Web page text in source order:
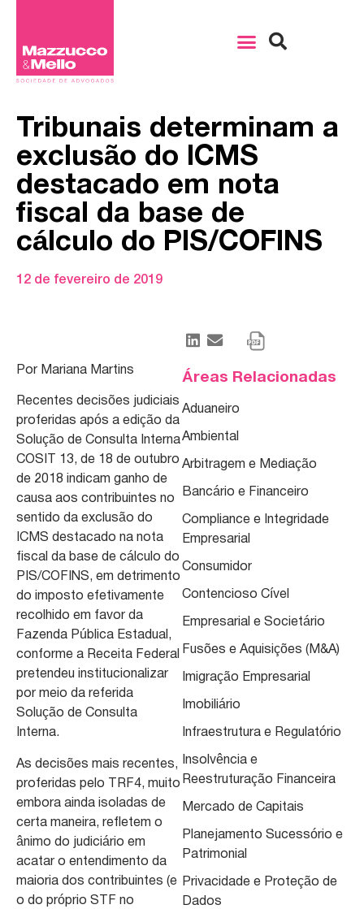
Tribunais determinam a
exclusão do ICMS
destacado em nota
fiscal da base de
cálculo do PIS/COFINS
12 de fevereiro de 2019
Por Mariana Martins
Recentes decisões judiciais
proferidas após a edição da
Solução de Consulta Interna
COSIT 13, de 18 de outubro
de 2018 indicam ganho de
causa aos contribuintes no
sentido da exclusão do
ICMS destacado na nota
fiscal da base de cálculo do
PIS/COFINS, em detrimento
do imposto efetivamente
recolhido em favor da
Fazenda Pública Estadual,
conforme a Receita Federal
pretendeu institucionalizar
por meio da referida
Solução de Consulta
Interna.
As decisões mais recentes,
proferidas pelo TRF4, muito
embora ainda isoladas de
certa maneira, refletem o
ânimo do judiciário em
acatar o entendimento da
maioria dos contribuintes (e
o do próprio STF no
Áreas Relacionadas
Aduaneiro
Ambiental
Arbitragem e Mediação
Bancário e Financeiro
Compliance e Integridade
Empresarial
Consumidor
Contencioso Cível
Empresarial e Societário
Fusões e Aquisições (M&A)
Imigração Empresarial
Imobiliário
Infraestrutura e Regulatório
Insolvência e
Reestruturação Financeira
Mercado de Capitais
Planejamento Sucessório e
Patrimonial
Privacidade e Proteção de
Dados